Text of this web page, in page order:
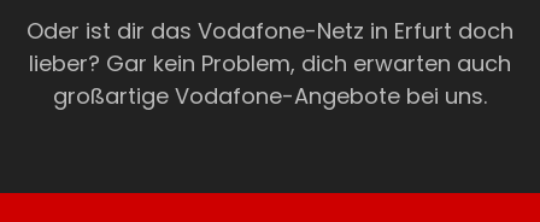
Oder ist dir das Vodafone-Netz in Erfurt doch
lieber? Gar kein Problem, dich erwarten auch
großartige Vodafone-Angebote bei uns.